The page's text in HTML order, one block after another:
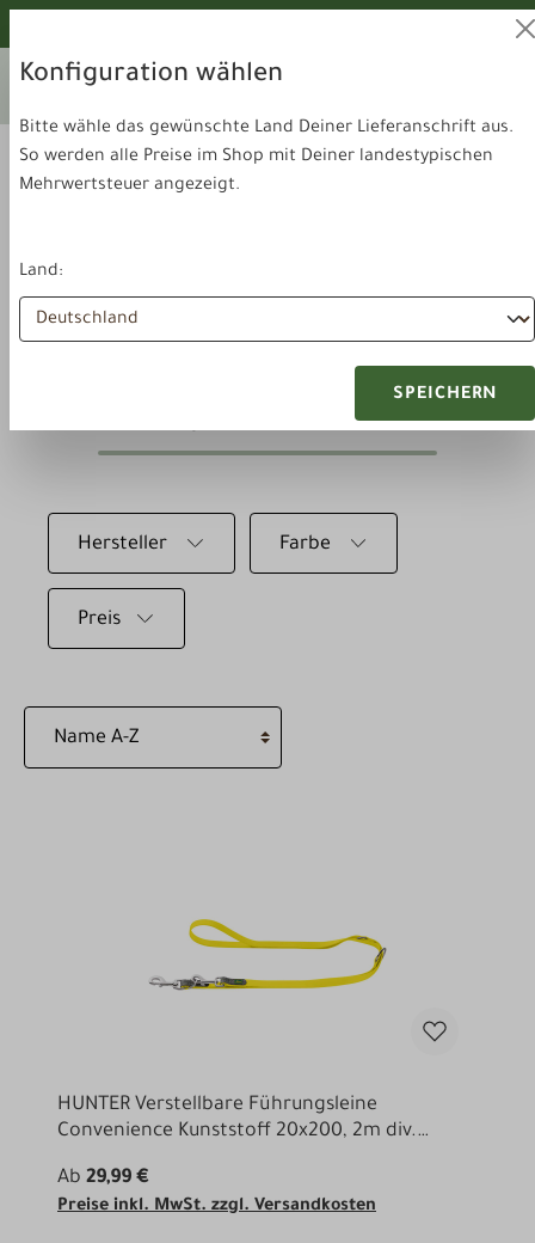
Ihr aktuelles Lieferland:
Hundeleine
Hersteller Farbe
Preis
HUNTER Verstellbare Führungsleine
Convenience Kunststoff 20x200, 2m div.
Ab 29,99 €
Preise inkl. MwSt. zzgl. Versandkosten
Konfiguration wählen
Bitte wähle das gewünschte Land Deiner Lieferanschrift aus.
So werden alle Preise im Shop mit Deiner landestypischen
Mehrwertsteuer angezeigt.
Land:
SPEICHERN